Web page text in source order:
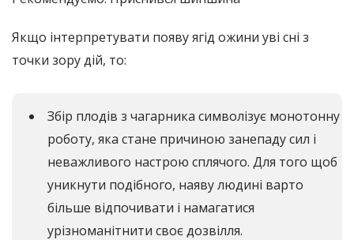
Якщо інтерпретувати появу ягід ожини уві сні з
точки зору дій, то:
Збір плодів з чагарника символізує монотонну
роботу, яка стане причиною занепаду сил і
неважливого настрою сплячого. Для того щоб
уникнути подібного, наяву людині варто
більше відпочивати і намагатися
урізноманітнити своє дозвілля.